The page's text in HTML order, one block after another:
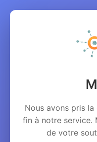
Nous avons pris
fin à notre service.
de votre